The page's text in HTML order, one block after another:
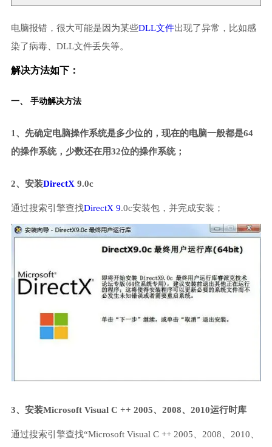
电脑报错，很大可能是因为某些DLL文件出现了异常，比如感
染了病毒、DLL文件丢失等。
解决方法如下：
一、 手动解决方法
1、先确定电脑操作系统是多少位的，现在的电脑一般都是64
的操作系统，少数还在用32位的操作系统；
2、安装DirectX 9.0c
通过搜索引擎查找DirectX 9.0c安装包，并完成安装；
3、安装Microsoft Visual C ++ 2005、2008、2010运行时库
通过搜索引擎查找“Microsoft Visual C ++ 2005、2008、2010、